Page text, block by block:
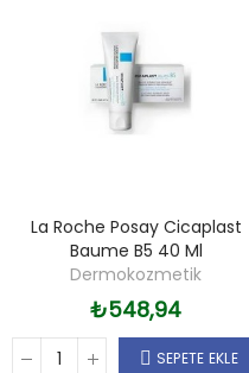
La Roche Posay Cicaplast
Baume B5 40 Ml
Dermokozmetik
₺548,94
SEPETE EKLE